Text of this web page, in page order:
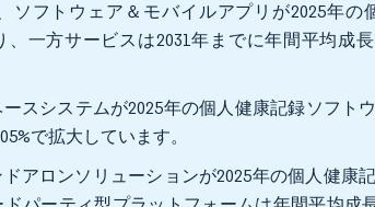
ソフトウェア＆モバイルアプリが2025年
、一方サービスは2031年までに年間平均成
スシステムが2025年の個人健康記録ソフト
で拡大しています。
アロンソリューションが2025年の個人健康